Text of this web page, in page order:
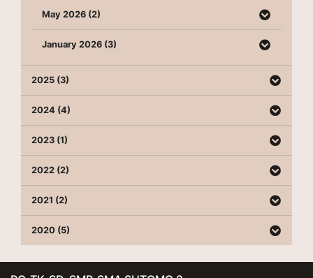
May 2026 (2)
January 2026 (3)
2025 (3)
2024 (4)
2023 (1)
2022 (2)
2021 (2)
2020 (5)